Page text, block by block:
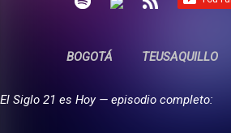
BOGOTÁ TEUSAQUILLO
El Siglo 21 es Hoy — episodio completo: